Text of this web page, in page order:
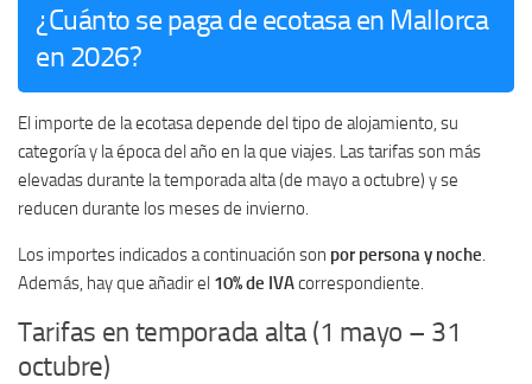
¿Cuánto se paga de ecotasa en Mallorca
en 2026?
El importe de la ecotasa depende del tipo de alojamiento, su
categoría y la época del año en la que viajes. Las tarifas son más
elevadas durante la temporada alta (de mayo a octubre) y se
reducen durante los meses de invierno.
Los importes indicados a continuación son por persona y noche
Además, hay que añadir el 10% de IVAcorrespondiente.
Tarifas en temporada alta (1 mayo – 31
octubre)